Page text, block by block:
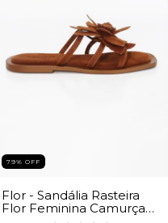
79% OFF
Flor - Sandália Rasteira
Flor Feminina Camurça